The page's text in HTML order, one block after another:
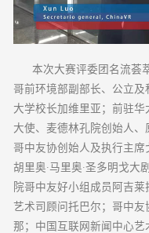
本次大赛评委团名流荟萃
哥前环境部副部长、公立
大学校长加维里亚；前驻
大使、麦德林孔院创始人、
哥中友协创始人及执行主席
胡里奥·马里奥·圣多明戈大
院哥中友好小组成员阿吉
艺术司顾问托巴尔；哥中
那；中国互联网新闻中心